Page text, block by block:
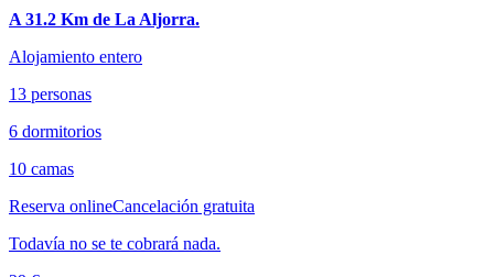
A 31.2 Km de La Aljorra.
Alojamiento entero
13 personas
6 dormitorios
10 camas
Reserva onlineCancelación gratuita
Todavía no se te cobrará nada.